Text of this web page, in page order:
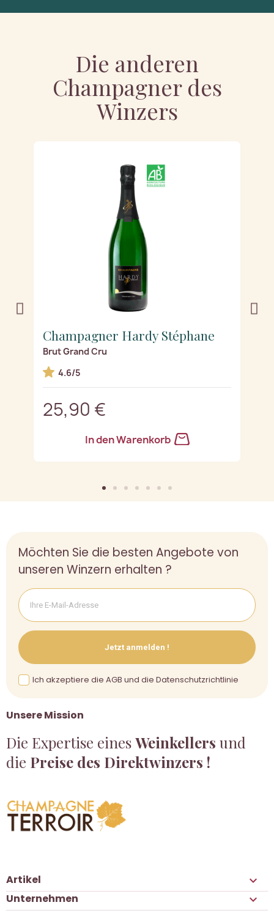
Die anderen
Champagner des
Winzers
Champagner Hardy Stéphane
Brut Grand Cru
4.6/5
25,90 €
In den Warenkorb
Unsere Mission
Die Expertise einesWeinkellers und
die Preise des Direktwinzers !
Möchten Sie die besten Angebote von
unseren Winzern erhalten ?
Jetzt anmelden !
Ich akzeptiere die AGB und die Datenschutzrichtlinie
Artikel 
Unternehmen 